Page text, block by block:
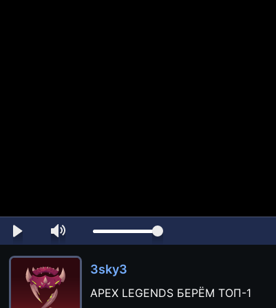
3sky3
APEX LEGENDS БЕРЁМ ТОП-1